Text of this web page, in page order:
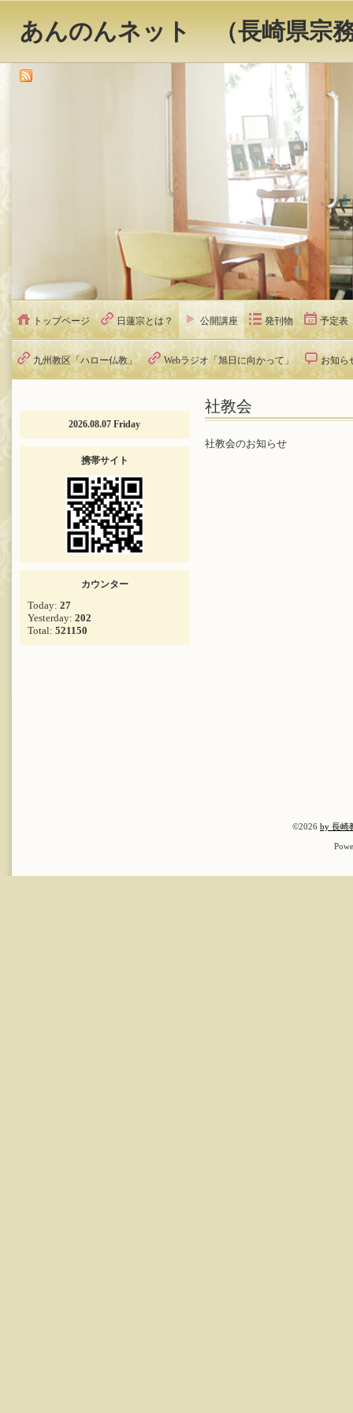
あんのんネット （長崎県宗
トップページ 日蓮宗とは？ 公開講座 発刊物 予定表
九州教区「ハロー仏教」 Webラジオ「旭日に向かって」 お知ら
社教会
社教会のお知らせ
2026.08.07 Friday
携帯サイト
カウンター
Today: 27
Yesterday: 202
Total: 521150
©2026 by 長崎